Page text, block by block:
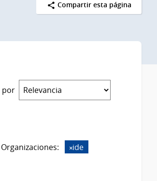
Compartir esta página
por
Organizaciones:
ide